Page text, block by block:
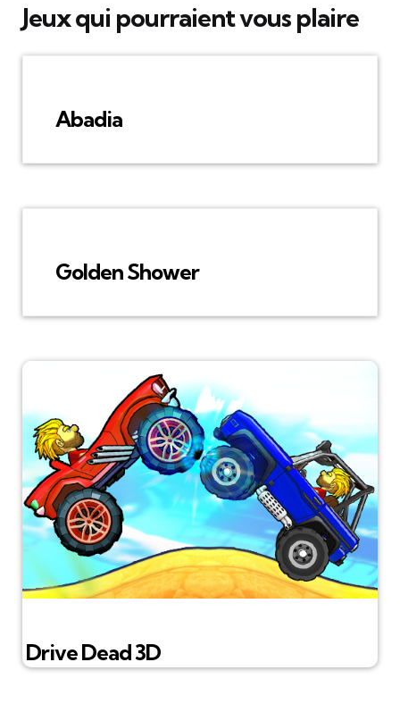
Jeux qui pourraient vous plaire
Abadia
Golden Shower
Drive Dead 3D